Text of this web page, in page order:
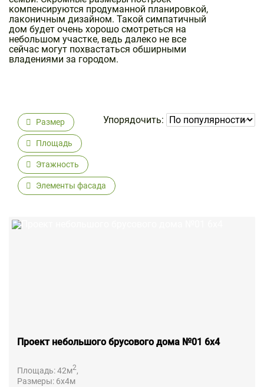
компенсируются продуманной планировкой,
лаконичным дизайном. Такой симпатичный
дом будет очень хорошо смотреться на
небольшом участке, ведь далеко не все
сейчас могут похвастаться обширными
владениями за городом.
Упорядочить:
Размер
Площадь
Этажность
Элементы фасада
Проект небольшого брусового дома №01 6х4
Площадь:42м2,
Размеры: 6х4м